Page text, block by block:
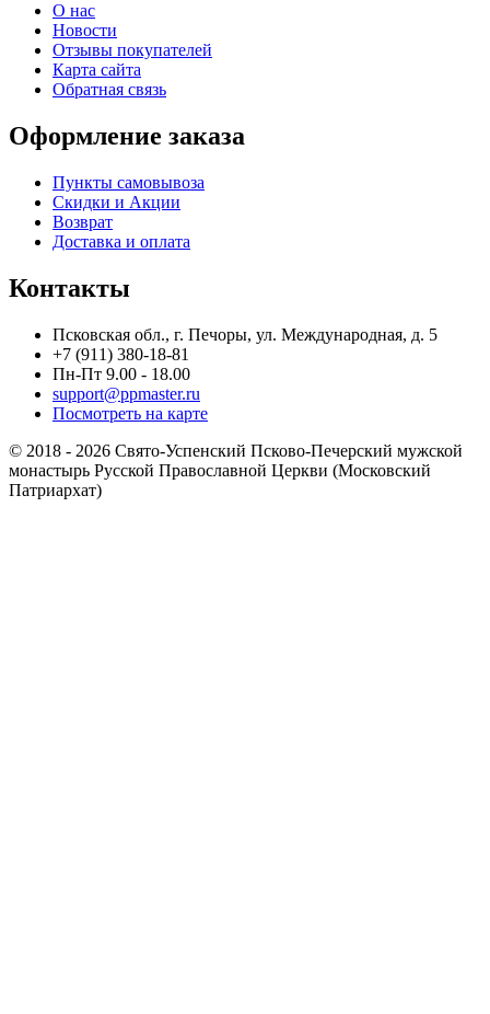
О нас
Новости
Отзывы покупателей
Карта сайта
Обратная связь
Оформление заказа
Пункты самовывоза
Скидки и Акции
Возврат
Доставка и оплата
Контакты
Псковская обл., г. Печоры, ул. Международная, д. 5
+7 (911) 380-18-81
Пн-Пт 9.00 - 18.00
support@ppmaster.ru
Посмотреть на карте
© 2018 - 2026 Свято-Успенский Псково-Печерский мужской
монастырь Русской Православной Церкви (Московский
Патриархат)